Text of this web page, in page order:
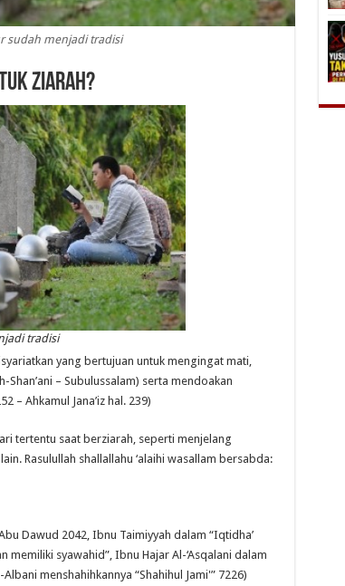
sudah menjadi tradisi
Ziarah?
tradisi
yang bertujuan untuk mengingat mati,
– Subulussalam) serta mendoakan
– Ahkamul Jana’iz hal. 239)
tertentu saat berziarah, seperti menjelang
Rasulullah shallallahu ‘alaihi wasallam bersabda:
Dawud 2042, Ibnu Taimiyyah dalam “Iqtidha’
memiliki syawahid”, Ibnu Hajar Al-‘Asqalani dalam
menshahihkannya “Shahihul Jami'” 7226)